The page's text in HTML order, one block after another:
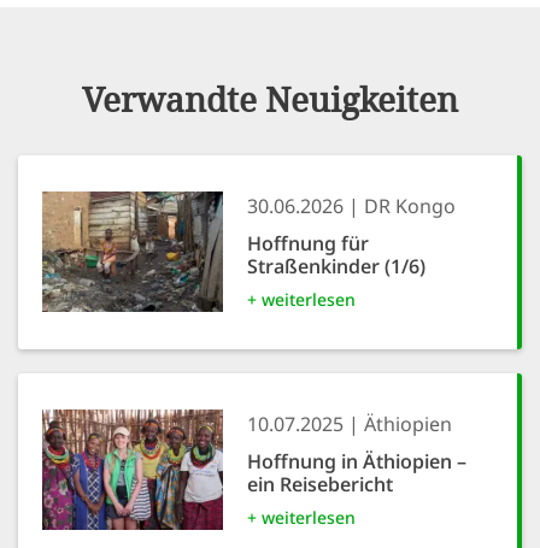
Verwandte Neuigkeiten
30.06.2026
DR Kongo
Hoffnung für
Straßenkinder (1/6)
+ weiterlesen
10.07.2025
Äthiopien
Hoffnung in Äthiopien –
ein Reisebericht
+ weiterlesen